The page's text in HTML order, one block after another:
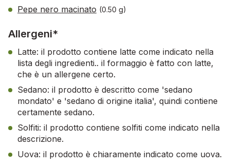
Pepe nero macinato (0.50 g)
Allergeni*
Latte: il prodotto contiene latte come indicato nella
lista degli ingredienti.. il formaggio è fatto con latte,
che è un allergene certo.
Sedano: il prodotto è descritto come 'sedano
mondato' e 'sedano di origine italia', quindi contiene
certamente sedano.
Solfiti: il prodotto contiene solfiti come indicato nella
descrizione.
Uova: il prodotto è chiaramente indicato come uova.